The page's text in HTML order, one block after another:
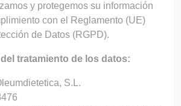
y protegemos su información
con el Reglamento (UE)
de Datos (RGPD).
tratamiento de los datos:
S.L.